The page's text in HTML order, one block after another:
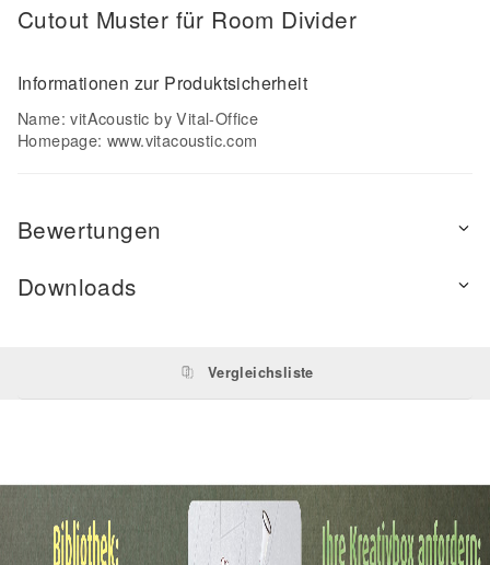
Cutout Muster für Room Divider
Informationen zur Produktsicherheit
Name: vitAcoustic by Vital-Office
Homepage:www.vitacoustic.com
Bewertungen
Downloads
Vergleichsliste